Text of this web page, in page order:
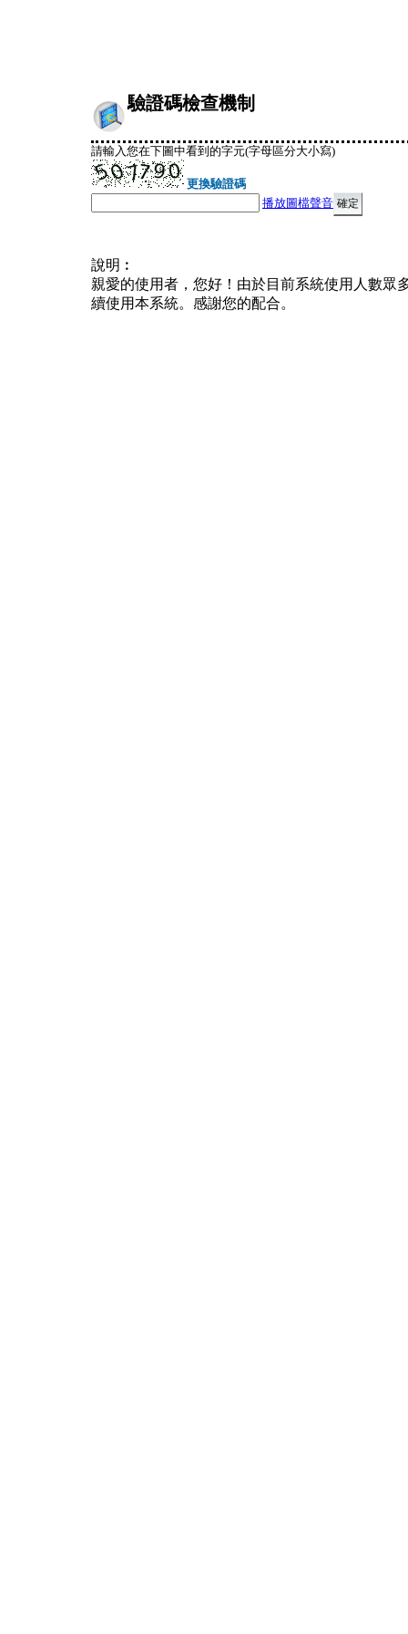
驗證碼檢查機制
請輸入您在下圖中看到的字元(字母區分大小寫)
更換驗證碼
播放圖檔聲音
說明︰
親愛的使用者，您好！由於目前系統使用人數眾
續使用本系統。感謝您的配合。